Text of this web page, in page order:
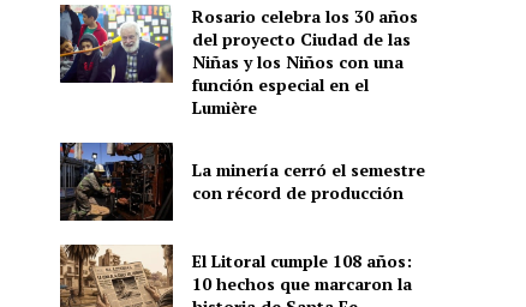
Rosario celebra los 30 años
del proyecto Ciudad de las
Niñas y los Niños con una
función especial en el
Lumière
La minería cerró el semestre
con récord de producción
El Litoral cumple 108 años:
10 hechos que marcaron la